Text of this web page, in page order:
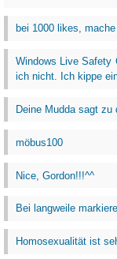
bei 1000 likes,
Windows Live Safety
ich nicht. Ich kippe
Deine Mudda sagt zu
möbus100
Nice, Gordon!!!^^
Bei langweile
Homosexualität ist